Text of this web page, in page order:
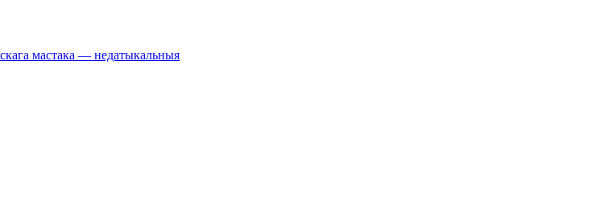
мастака — недатыкальныя